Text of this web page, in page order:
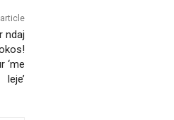
ndaj
‘me
leje’